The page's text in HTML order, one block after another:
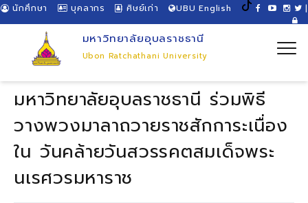
นักศึกษา บุคลากร ศิษย์เก่า UBU English |
มหาวิทยาลัยอุบลราชธานี
Ubon Ratchathani University
มหาวิทยาลัยอุบลราชธานี ร่วมพิธี
วางพวงมาลาถวายราชสักการะเนื่อง
ใน วันคล้ายวันสวรรคตสมเด็จพระ
นเรศวรมหาราช